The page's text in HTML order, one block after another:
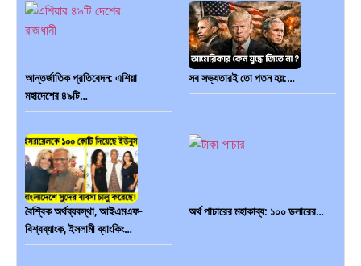
আন্তর্জাতিক প্রতিবেদন: এশিয়া
মহাদেশের ৪৯টি…
সব সভ্যতারই তো পতন হয়:…
বৈশ্বিক অর্থব্যবস্থা, আইএমএফ-
বিশ্বব্যাংক, ইসলামী ব্যাংকিং…
অর্থ পাচারের মহাকাব্য: ১০০ ডলারের…